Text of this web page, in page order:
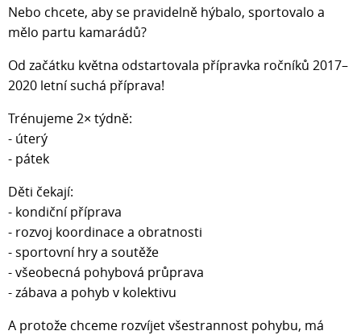
Nebo chcete, aby se pravidelně hýbalo, sportovalo a
mělo partu kamarádů?
Od začátku května odstartovala přípravka ročníků 2017–
2020 letní suchá příprava!
Trénujeme 2× týdně:
- úterý
- pátek
Děti čekají:
- kondiční příprava
- rozvoj koordinace a obratnosti
- sportovní hry a soutěže
- všeobecná pohybová průprava
- zábava a pohyb v kolektivu
A protože chceme rozvíjet všestrannost pohybu, má